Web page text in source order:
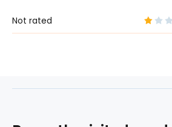
Not rated